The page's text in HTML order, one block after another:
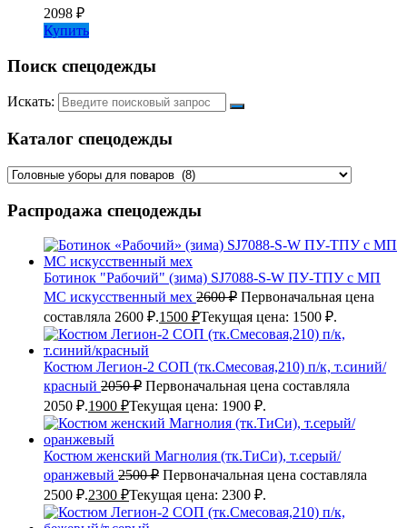
2098 ₽
Купить
Поиск спецодежды
Искать:
Каталог спецодежды
Распродажа спецодежды
Ботинок "Рабочий" (зима) SJ7088-S-W ПУ-ТПУ с МП
МС искусственный мех 2600₽ Первоначальная цена
составляла 2600 ₽.1500 ₽Текущая цена: 1500 ₽.
Костюм Легион-2 СОП (тк.Смесовая,210) п/к, т.синий/
красный 2050₽ Первоначальная цена составляла
2050 ₽.1900 ₽Текущая цена: 1900 ₽.
Костюм женский Магнолия (тк.ТиСи), т.серый/
оранжевый 2500₽ Первоначальная цена составляла
2500 ₽.2300 ₽Текущая цена: 2300 ₽.